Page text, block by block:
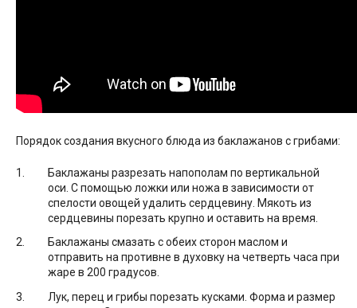
Порядок создания вкусного блюда из баклажанов с грибами:
Баклажаны разрезать напополам по вертикальной
оси. С помощью ложки или ножа в зависимости от
спелости овощей удалить сердцевину. Мякоть из
сердцевины порезать крупно и оставить на время.
Баклажаны смазать с обеих сторон маслом и
отправить на противне в духовку на четверть часа при
жаре в 200 градусов.
Лук, перец и грибы порезать кусками. Форма и размер